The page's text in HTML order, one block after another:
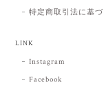
特定商取引法に基
LINK
Instagram
Facebook